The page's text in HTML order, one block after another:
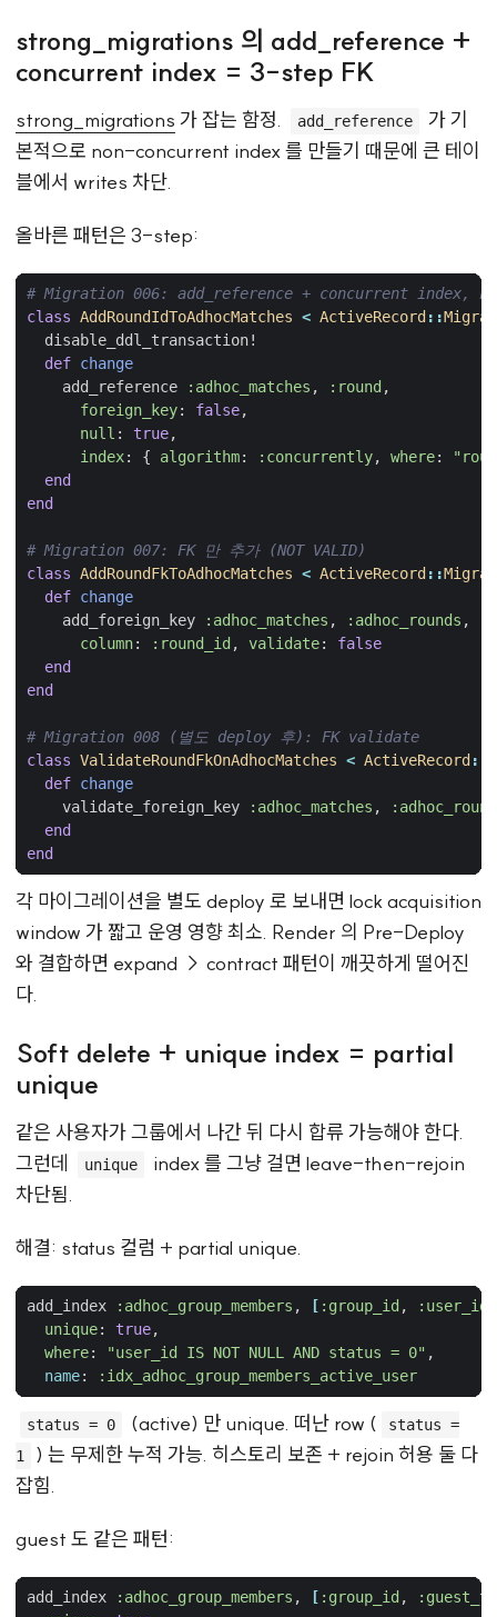
strong_migrations 의 add_reference +
concurrent index = 3-step FK
strong_migrations 가 잡는 함정. add_reference
가 기
본적으로 non-concurrent index 를 만들기 때문에 큰 테이
블에서 writes 차단.
올바른 패턴은 3-step:
# Migration 006: add_reference + concurrent index, FK
class AddRoundIdToAdhocMatches < ActiveRecord ::
disable_ddl_transaction!
def change
add_reference
:adhoc_matches , :round ,
foreign_key: false,
null : true,
index: { algorithm: :concurrently, where:
end
end
# Migration 007: FK 만 추가 (NOT VALID)
class AddRoundFkToAdhocMatches < ActiveRecord ::
def change
add_foreign_key
:adhoc_matches , :adhoc_rounds ,
column: :round_id , validate:
false
end
end
# Migration 008 (별도 deploy 후): FK validate
class ValidateRoundFkOnAdhocMatches < ActiveRecord ::
def change
validate_foreign_key
:adhoc_matches ,
end
end
각 마이그레이션을 별도 deploy 로 보내면 lock acquisition
window 가 짧고 운영 영향 최소. Render 의 Pre-Deploy
와 결합하면 expand → contract 패턴이 깨끗하게 떨어진
다.
Soft delete + unique index = partial
unique
같은 사용자가 그룹에서 나간 뒤 다시 합류 가능해야 한다.
그런데
unique
index 를 그냥 걸면 leave-then-rejoin
차단됨.
해결: status 컬럼 + partial unique.
add_index :adhoc_group_members , [ :group_id , :user_id
unique: true,
where: "user_id IS NOT NULL AND status = 0" ,
name: :idx_adhoc_group_members_active_user
status = 0 (active) 만 unique. 떠난 row (
status =
1
) 는 무제한 누적 가능. 히스토리 보존 + rejoin 허용 둘 다
잡힘.
guest 도 같은 패턴:
add_index :adhoc_group_members , [ :group_id ,